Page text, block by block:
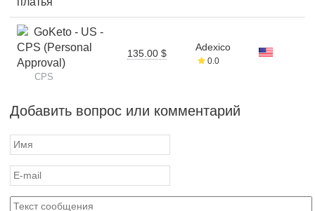
GoKeto - US -
CPS (Personal
Approval)
CPS
135.00 $
Adexico
0.0
Добавить вопрос или комментарий